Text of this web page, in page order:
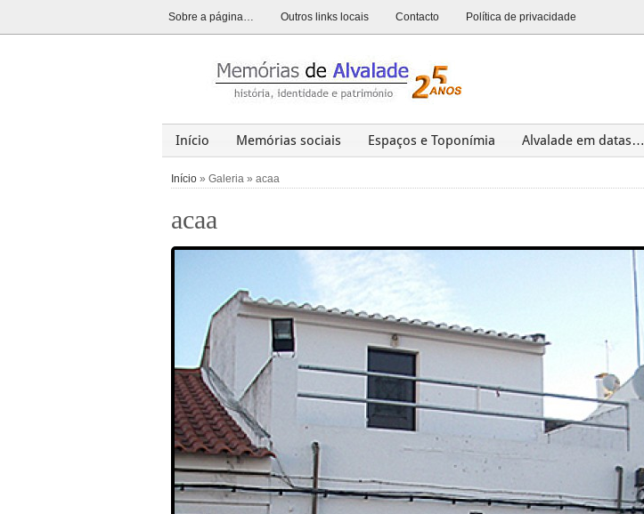
Sobre a página… Outros links locais Contacto Política de privacidade
Início Memórias sociais Espaços e Toponímia Alvalade em datas…
Alvalade
Opinião
Início » Galeria » acaa
acaa